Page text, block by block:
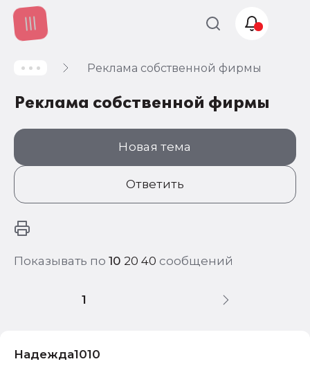
Реклама собственной фирмы
Реклама собственной фирмы
Новая тема
Ответить
Показывать по 10 20 40 сообщений
1
Надежда1010
Учет и